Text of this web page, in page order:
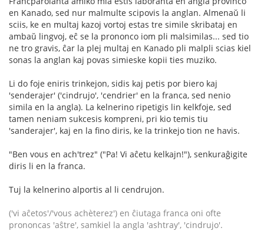
en Kanado, sed nur malmulte scipovis la anglan. Almenaŭ li
sciis, ke en multaj kazoj vortoj estas tre simile skribataj en
ambaŭ lingvoj, eĉ se la prononco iom pli malsimilas... sed tio
ne tro gravis, ĉar la plej multaj en Kanado pli malpli scias kiel
sonas la anglan kaj povas simieske kopii ties muziko.
Li do foje eniris trinkejon, sidis kaj petis por biero kaj
'senderajer' ('cindrujo', 'cendrier' en la franca, sed nenio
simila en la angla). La kelnerino ripetigis lin kelkfoje, sed
tamen neniam sukcesis kompreni, pri kio temis tiu
'sanderajer', kaj en la fino diris, ke la trinkejo tion ne havis.
"Ben vous en ach'trez" ("Pa! Vi aĉetu kelkajn!"), senkuraĝigite
diris li en la franca.
Tuj la kelnerino alportis al li cendrujon.
('vi aĉetos'/'vous achèterez') en ĉiutaga franca oni ofte
prononcas 'aŝtre', samkiel la angla 'ashtray', 'cindrujo'.